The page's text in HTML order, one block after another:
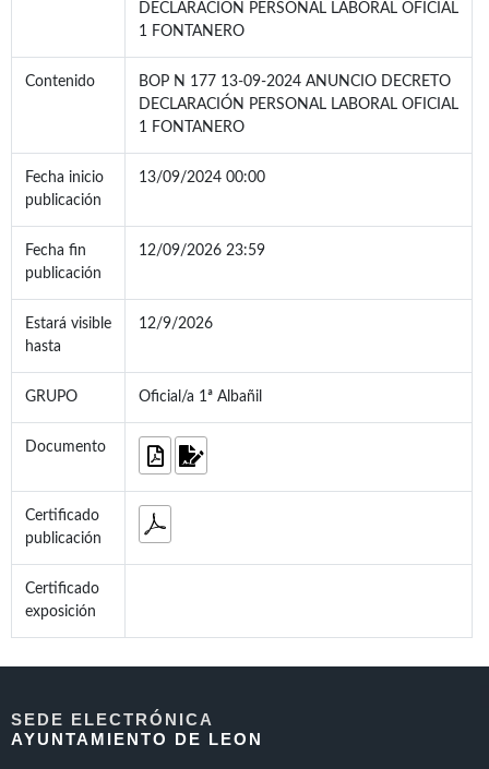
DECLARACIÓN PERSONAL LABORAL OFICIAL
1 FONTANERO
Contenido
BOP N 177 13-09-2024 ANUNCIO DECRETO
DECLARACIÓN PERSONAL LABORAL OFICIAL
1 FONTANERO
Fecha inicio
publicación
13/09/2024 00:00
Fecha fin
publicación
12/09/2026 23:59
Estará visible
hasta
12/9/2026
GRUPO Oficial/a 1ª Albañil
Documento
Certificado
publicación
Certificado
exposición
SEDE ELECTRÓNICA
AYUNTAMIENTO DE LEON